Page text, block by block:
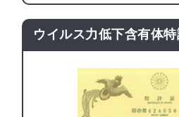
ウイルス力低下含有体